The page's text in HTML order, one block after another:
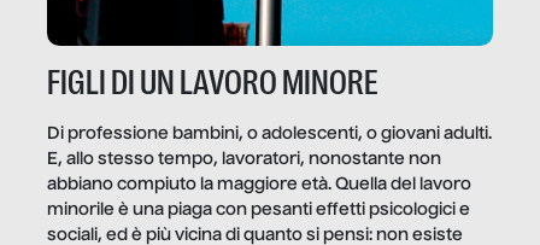
FIGLI DI UN LAVORO MINORE
Di professione bambini, o adolescenti, o giovani adulti.
E, allo stesso tempo, lavoratori, nonostante non
abbiano compiuto la maggiore età. Quella del lavoro
minorile è una piaga con pesanti effetti psicologici e
sociali, ed è più vicina di quanto si pensi: non esiste